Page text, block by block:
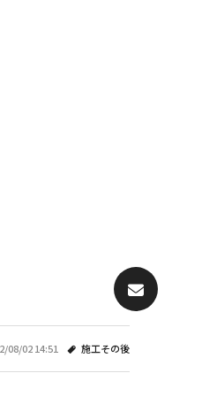
08/02 14:51 施工その後